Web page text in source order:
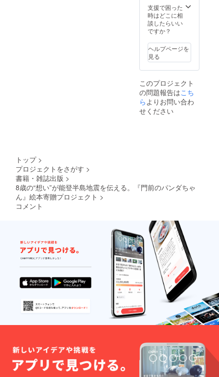
す。 ※
本プラ
ンは、
絵本
『門前
のパン
ん』の
舞台で
ある黒
島を実
際に訪
れてい
ただく
支援に
してい
ます。
宿泊は
任意で
あり、
あくま
で体験
チケッ
トとし
てご活
用くだ
さい。
SUPや
BBQな
どの体
験プロ
の料金
の一部
に充て
ること
ます。
※宿泊や
体験の
詳細・
ご予約
ださ
い。 ※
となり
ます
（交通
費は自
己負担
となり
ます）
※チケッ
トは現
金との
交換や
お釣り
の受け
取りに
できま
せん。
【ひと
こと】
絵本の
体・事
業者
（例：
暴力団
者・風
俗営業
等を主
たる事
る法人
など）
からの
お申し
込みは
支援で困った
時はどこに相
談したらいい
ですか？
ヘルプページを
見る
このプロジェクト
の問題報告はこち
ら よりお問い合わ
せください
トップ >
プロジェクトをさがす >
書籍・雑誌出版 >
8歳の“想い”が能登半島地震を伝える。『門前のパンダちゃ
ん』絵本寄贈プロジェクト >
コメント